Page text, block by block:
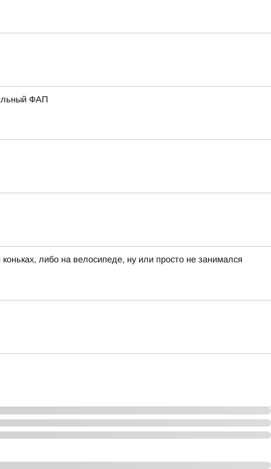
ФАП
либо на велосипеде, ну или просто не занимался